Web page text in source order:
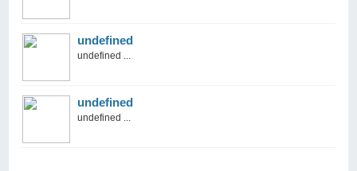
undefined
undefined ...
undefined
undefined ...